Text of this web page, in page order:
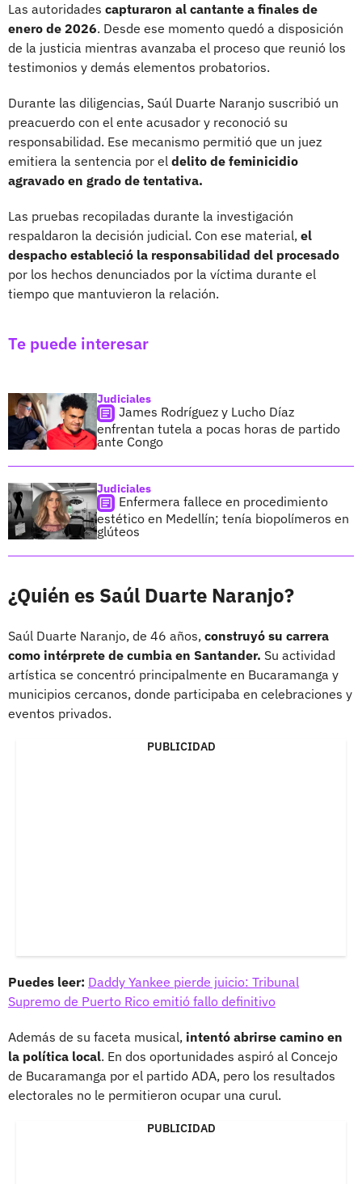
Las autoridades capturaron al cantante a finales de
enero de 2026. Desde ese momento quedó a disposición
de la justicia mientras avanzaba el proceso que reunió los
testimonios y demás elementos probatorios.
Durante las diligencias, Saúl Duarte Naranjo suscribió un
preacuerdo con el ente acusador y reconoció su
responsabilidad. Ese mecanismo permitió que un juez
emitiera la sentencia por el delito de feminicidio
agravado en grado de tentativa.
Las pruebas recopiladas durante la investigación
respaldaron la decisión judicial. Con ese material, el
despacho estableció la responsabilidad del procesado
por los hechos denunciados por la víctima durante el
tiempo que mantuvieron la relación.
Te puede interesar
Judiciales
James Rodríguez y Lucho Díaz
enfrentan tutela a pocas horas de partido
ante Congo
Judiciales
Enfermera fallece en procedimiento
estético en Medellín; tenía biopolímeros en
glúteos
¿Quién es Saúl Duarte Naranjo?
Saúl Duarte Naranjo, de 46 años, construyó su carrera
como intérprete de cumbia en Santander. Su actividad
artística se concentró principalmente en Bucaramanga y
municipios cercanos, donde participaba en celebraciones y
eventos privados.
PUBLICIDAD
Puedes leer: Daddy Yankee pierde juicio: Tribunal
Supremo de Puerto Rico emitió fallo definitivo
Además de su faceta musical, intentó abrirse camino en
la política local. En dos oportunidades aspiró al Concejo
de Bucaramanga por el partido ADA, pero los resultados
electorales no le permitieron ocupar una curul.
PUBLICIDAD